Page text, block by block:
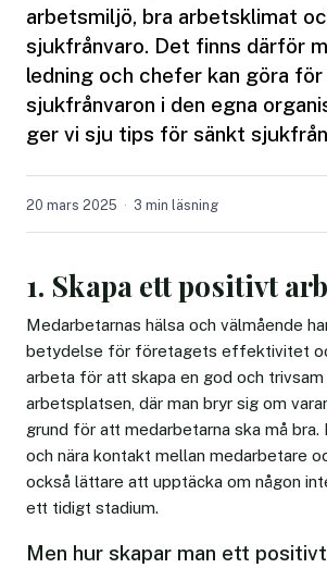
arbetsmiljö, bra arbetsklimat
sjukfrånvaro. Det finns därför
ledning och chefer kan göra
sjukfrånvaron i den egna
ger vi sju tips för sänkt
20 mars 2025 3 min läsning
1. Skapa ett positivt
Medarbetarnas hälsa och välmående
betydelse för företagets effektivitet
arbeta för att skapa en god och
arbetsplatsen, där man bryr sig om
grund för att medarbetarna ska må
och nära kontakt mellan medarbetare
också lättare att upptäcka om någon
ett tidigt stadium.
Men hur skapar man ett positivt